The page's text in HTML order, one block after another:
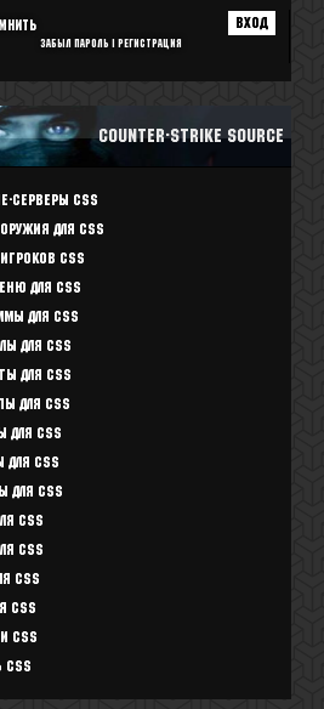
Забыл пароль Регистрация
Counter-Strike Source
Серверы CSS
для CSS
CSS
для CSS
для CSS
для CSS
для CSS
для CSS
для CSS
для CSS
для CSS
CSS
CSS
CSS
CSS
CSS
CSS